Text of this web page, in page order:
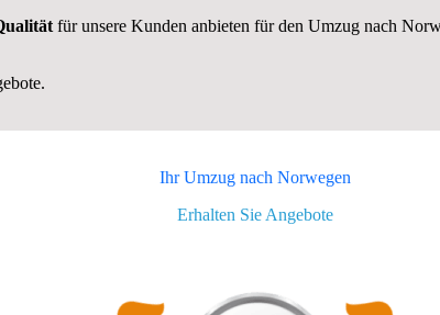
für unsere Kunden anbieten für den Umzug nach
Ihr Umzug nach Norwegen
Erhalten Sie Angebote